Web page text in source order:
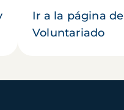
Ir a la página de
Voluntariado